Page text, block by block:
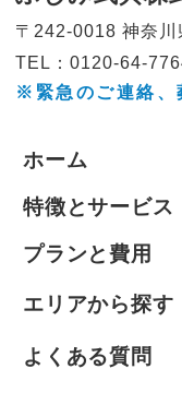
〒242-0018 神奈川
TEL：0120-64-
※緊急のご連絡、
ホーム
特徴とサービス
プランと費用
エリアから探す
よくある質問